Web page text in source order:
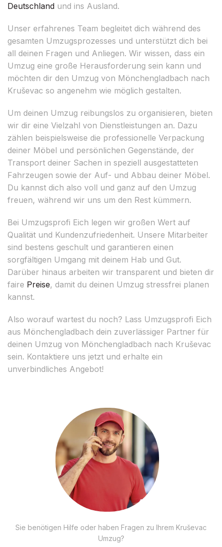
Deutschland und ins Ausland.
Unser erfahrenes Team begleitet dich während des
gesamten Umzugsprozesses und unterstützt dich bei
all deinen Fragen und Anliegen. Wir wissen, dass ein
Umzug eine große Herausforderung sein kann und
möchten dir den Umzug von Mönchengladbach nach
Kruševac so angenehm wie möglich gestalten.
Um deinen Umzug reibungslos zu organisieren, bieten
wir dir eine Vielzahl von Dienstleistungen an. Dazu
zählen beispielsweise die professionelle Verpackung
deiner Möbel und persönlichen Gegenstände, der
Transport deiner Sachen in speziell ausgestatteten
Fahrzeugen sowie der Auf- und Abbau deiner Möbel.
Du kannst dich also voll und ganz auf den Umzug
freuen, während wir uns um den Rest kümmern.
Bei Umzugsprofi Eich legen wir großen Wert auf
Qualität und Kundenzufriedenheit. Unsere Mitarbeiter
sind bestens geschult und garantieren einen
sorgfältigen Umgang mit deinem Hab und Gut.
Darüber hinaus arbeiten wir transparent und bieten dir
faire Preise, damit du deinen Umzug stressfrei planen
kannst.
Also worauf wartest du noch? Lass Umzugsprofi Eich
aus Mönchengladbach dein zuverlässiger Partner für
deinen Umzug von Mönchengladbach nach Kruševac
sein. Kontaktiere uns jetzt und erhalte ein
unverbindliches Angebot!
Sie benötigen Hilfe oder haben Fragen zu Ihrem Kruševac
Umzug?